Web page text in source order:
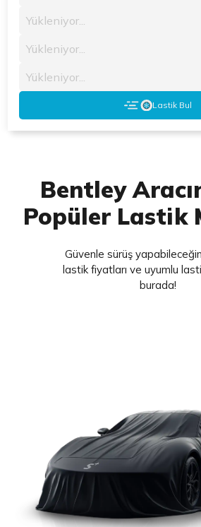
Yükleniyor...
Yükleniyor...
Yükleniyor...
Lastik Bul
Bentley
Popüler Lastik
Güvenle sürüş
lastik fiyatları ve uyumlu
burada!